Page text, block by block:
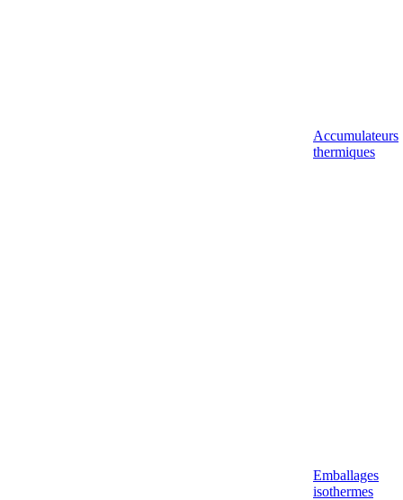
Accumulateurs
thermiques
Emballages
isothermes